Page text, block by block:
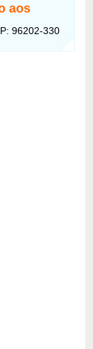
aos
96202-330